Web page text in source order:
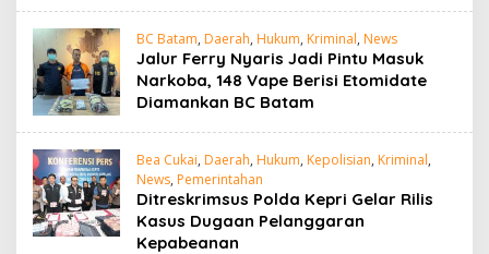
BC Batam, Daerah, Hukum, Kriminal, News
Jalur Ferry Nyaris Jadi Pintu Masuk
Narkoba, 148 Vape Berisi Etomidate
Diamankan BC Batam
Bea Cukai, Daerah, Hukum, Kepolisian, Kriminal,
News, Pemerintahan
Ditreskrimsus Polda Kepri Gelar Rilis
Kasus Dugaan Pelanggaran
Kepabeanan